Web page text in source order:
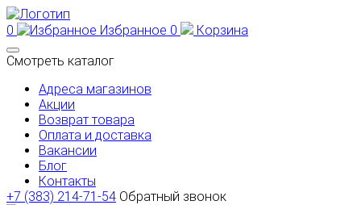
0 Избранное 0
Корзина
Смотреть каталог
Адреса магазинов
Акции
Возврат товара
Оплата и доставка
Вакансии
Блог
Контакты
+7 (383) 214-71-54 Обратный звонок